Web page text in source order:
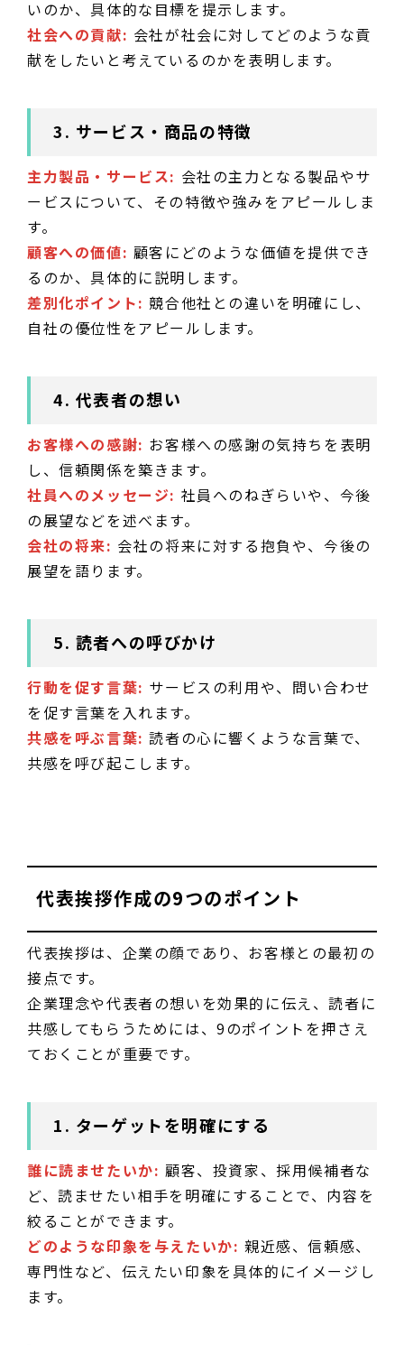
いのか、具体的な目標を提示します。
社会への貢献: 会社が社会に対してどのような貢
献をしたいと考えているのかを表明します。
3. サービス・商品の特徴
主力製品・サービス: 会社の主力となる製品やサ
ービスについて、その特徴や強みをアピールしま
す。
顧客への価値: 顧客にどのような価値を提供でき
るのか、具体的に説明します。
差別化ポイント: 競合他社との違いを明確にし、
自社の優位性をアピールします。
4. 代表者の想い
お客様への感謝: お客様への感謝の気持ちを表明
し、信頼関係を築きます。
社員へのメッセージ: 社員へのねぎらいや、今後
の展望などを述べます。
会社の将来: 会社の将来に対する抱負や、今後の
展望を語ります。
5. 読者への呼びかけ
行動を促す言葉: サービスの利用や、問い合わせ
を促す言葉を入れます。
共感を呼ぶ言葉: 読者の心に響くような言葉で、
共感を呼び起こします。
代表挨拶作成の9つのポイント
代表挨拶は、企業の顔であり、お客様との最初の
接点です。
企業理念や代表者の想いを効果的に伝え、読者に
共感してもらうためには、9のポイントを押さえ
ておくことが重要です。
1. ターゲットを明確にする
誰に読ませたいか: 顧客、投資家、採用候補者な
ど、読ませたい相手を明確にすることで、内容を
絞ることができます。
どのような印象を与えたいか: 親近感、信頼感、
専門性など、伝えたい印象を具体的にイメージし
ます。